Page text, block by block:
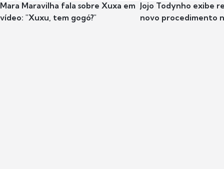
Mara Maravilha fala sobre Xuxa em
vídeo: "Xuxu, tem gogó?"
Jojo Todynho exibe
novo procedimento